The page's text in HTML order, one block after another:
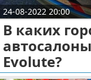
Природа
Философия
Культура
Размещение
Для
Условия
24-08-2022 20:00
В каких
Evolute?